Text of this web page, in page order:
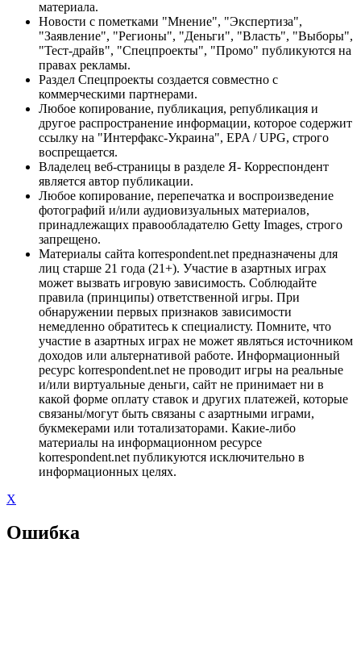
материала.
Новости с пометками "Мнение", "Экспертиза",
"Заявление", "Регионы", "Деньги", "Власть", "Выборы",
"Тест-драйв", "Спецпроекты", "Промо" публикуются на
правах рекламы.
Раздел Спецпроекты создается совместно с
коммерческими партнерами.
Любое копирование, публикация, републикация и
другое распространение информации, которое содержит
ссылку на "Интерфакс-Украина", EPA / UPG, строго
воспрещается.
Владелец веб-страницы в разделе Я- Корреспондент
является автор публикации.
Любое копирование, перепечатка и воспроизведение
фотографий и/или аудиовизуальных материалов,
принадлежащих правообладателю Getty Images, строго
запрещено.
Материалы сайта korrespondent.net предназначены для
лиц старше 21 года (21+). Участие в азартных играх
может вызвать игровую зависимость. Соблюдайте
правила (принципы) ответственной игры. При
обнаружении первых признаков зависимости
немедленно обратитесь к специалисту. Помните, что
участие в азартных играх не может являться источником
доходов или альтернативой работе. Информационный
ресурс korrespondent.net не проводит игры на реальные
и/или виртуальные деньги, сайт не принимает ни в
какой форме оплату ставок и других платежей, которые
связаны/могут быть связаны с азартными играми,
букмекерами или тотализаторами. Какие-либо
материалы на информационном ресурсе
korrespondent.net публикуются исключительно в
информационных целях.
X
Ошибка